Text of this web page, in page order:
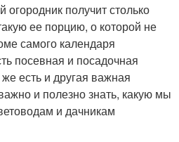
получит столько
ее порцию, о которой не
самого календаря
посевная и посадочная
есть и другая важная
и полезно знать, какую мы
и дачникам